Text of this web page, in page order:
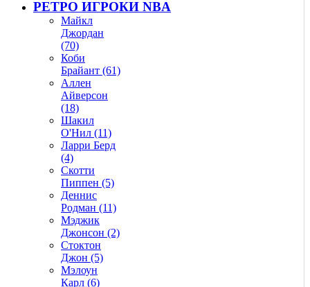
РЕТРО ИГРОКИ NBA
Майкл
Джордан
(70)
Коби
Брайант (61)
Аллен
Айверсон
(18)
Шакил
О'Нил (11)
Ларри Берд
(4)
Скотти
Пиппен (5)
Деннис
Родман (11)
Мэджик
Джонсон (2)
Стоктон
Джон (5)
Мэлоун
Карл (6)